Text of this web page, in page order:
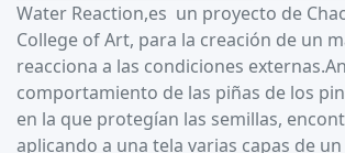
Water Reaction,es un proyecto de
College of Art, para la creación de un
reacciona a las condiciones
comportamiento de las piñas de los
en la que protegían las semillas,
aplicando a una tela varias capas de